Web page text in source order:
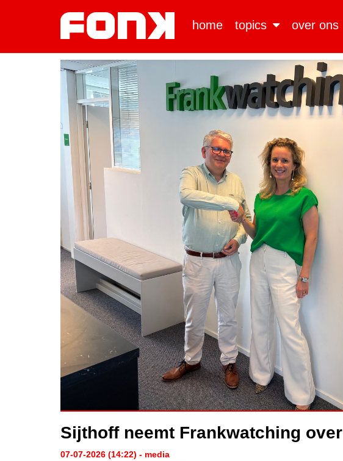
home topics over ons
Sijthoff neemt Frankwatching over
07-07-2026 (14:22) - media